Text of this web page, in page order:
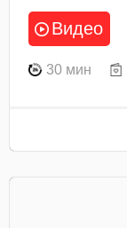
Видео
30 мин